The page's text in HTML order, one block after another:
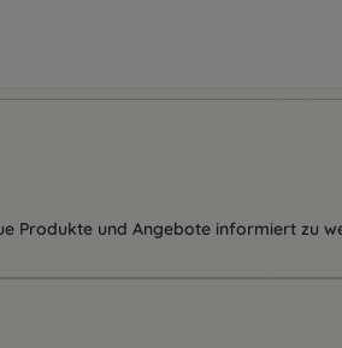
Produkte und Angebote informiert zu